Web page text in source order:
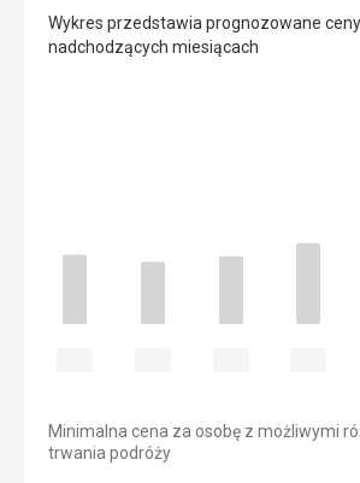
Wykres przedstawia prognozowane
nadchodzących miesiącach
Minimalna cena za osobę z możliwymi
trwania podróży